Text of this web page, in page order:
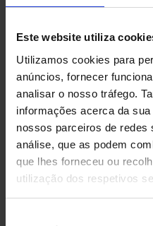
Este website utiliza
Utilizamos cookies para
anúncios, fornecer
analisar o nosso tráfego.
informações acerca da
nossos parceiros de redes
análise, que as podem
que lhes forneceu ou
utilização dos respetivos
DEPÓSITO